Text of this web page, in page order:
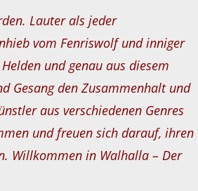
Lauter als jeder
vom Fenriswolf und inniger
und genau aus diesem
Gesang den Zusammenhalt und
aus verschiedenen Genres
und freuen sich darauf, ihren
Willkommen in Walhalla – Der